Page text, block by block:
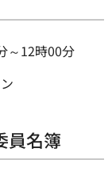
～12時00分
員名簿